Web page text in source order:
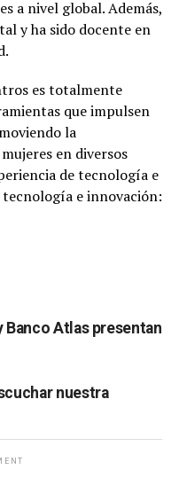
a nivel global. Además,
y ha sido docente en
es totalmente
que impulsen
la
en diversos
de tecnología e
e innovación:
Banco Atlas presentan
nuestra